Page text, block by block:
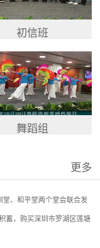
初信班
舞蹈组
更多
堂、和平堂两个堂会联合发
蓄，购买深圳市罗湖区莲塘